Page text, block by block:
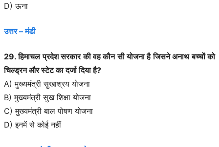
D) ऊना
उत्तर – मंडी
29. हिमाचल प्रदेश सरकार की वह कौन सी योजना है जिसने अनाथ बच्चों को
चिल्ड्रन और स्टेट का दर्जा दिया है?
A) मुख्यमंत्री सुखाश्रय योजना
B) मुख्यमंत्री सुख शिक्षा योजना
C) मुख्यमंत्री बाल पोषण योजना
D) इनमें से कोई नहीं